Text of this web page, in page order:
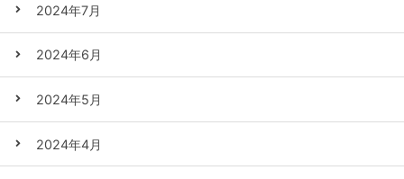
2024年7月
2024年6月
2024年5月
2024年4月